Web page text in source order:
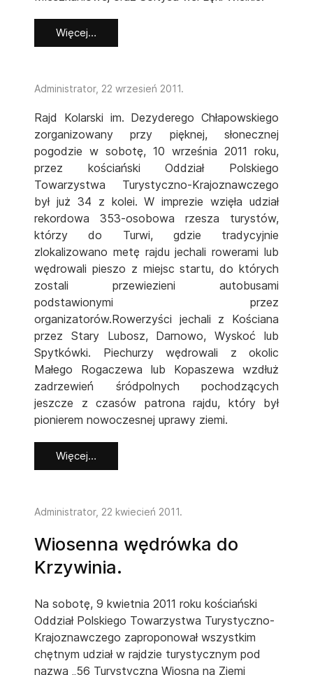
Więcej…
Administrator, 22 wrzesień 2011.
Rajd Kolarski im. Dezyderego Chłapowskiego
zorganizowany przy pięknej, słonecznej
pogodzie w sobotę, 10 września 2011 roku,
przez kościański Oddział Polskiego
Towarzystwa Turystyczno-Krajoznawczego
był już 34 z kolei. W imprezie wzięła udział
rekordowa 353-osobowa rzesza turystów,
którzy do Turwi, gdzie tradycyjnie
zlokalizowano metę rajdu jechali rowerami lub
wędrowali pieszo z miejsc startu, do których
zostali przewiezieni autobusami
podstawionymi przez
organizatorów.Rowerzyści jechali z Kościana
przez Stary Lubosz, Darnowo, Wyskoć lub
Spytkówki. Piechurzy wędrowali z okolic
Małego Rogaczewa lub Kopaszewa wzdłuż
zadrzewień śródpolnych pochodzących
jeszcze z czasów patrona rajdu, który był
pionierem nowoczesnej uprawy ziemi.
Więcej…
Administrator, 22 kwiecień 2011.
Wiosenna wędrówka do
Krzywinia.
Na sobotę, 9 kwietnia 2011 roku kościański
Oddział Polskiego Towarzystwa Turystyczno-
Krajoznawczego zaproponował wszystkim
chętnym udział w rajdzie turystycznym pod
nazwą „56 Turystyczna Wiosna na Ziemi